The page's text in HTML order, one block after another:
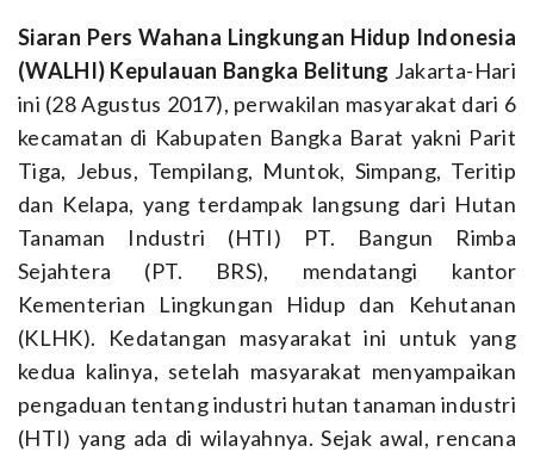
Siaran PersWahana Lingkungan Hidup Indonesia
(WALHI) Kepulauan Bangka Belitung Jakarta-Hari
ini (28 Agustus 2017), perwakilan masyarakat dari 6
kecamatan di Kabupaten Bangka Barat yakni Parit
Tiga, Jebus, Tempilang, Muntok, Simpang, Teritip
dan Kelapa, yang terdampak langsung dari Hutan
Tanaman Industri (HTI) PT. Bangun Rimba
Sejahtera (PT. BRS), mendatangi kantor
Kementerian Lingkungan Hidup dan Kehutanan
(KLHK). Kedatangan masyarakat ini untuk yang
kedua kalinya, setelah masyarakat menyampaikan
pengaduan tentang industri hutan tanaman industri
(HTI) yang ada di wilayahnya. Sejak awal, rencana